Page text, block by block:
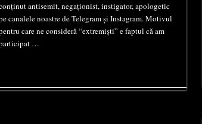
antisemit, negaționist, instigator, apologetic
canalele noastre de Telegram și Instagram. Motivul
care ne consideră “extremiști” e faptul că am
…